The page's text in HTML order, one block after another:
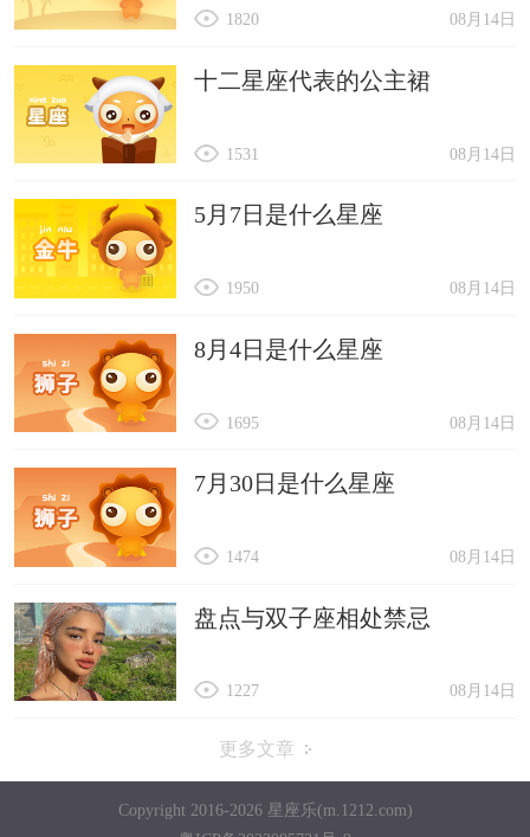
08月14日
1820
十二星座代表的公主裙
08月14日
1531
5月7日是什么星座
08月14日
1950
8月4日是什么星座
08月14日
1695
7月30日是什么星座
08月14日
1474
盘点与双子座相处禁忌
08月14日
1227
更多文章
Copyright 2016-2026 星座乐(m.1212.com)